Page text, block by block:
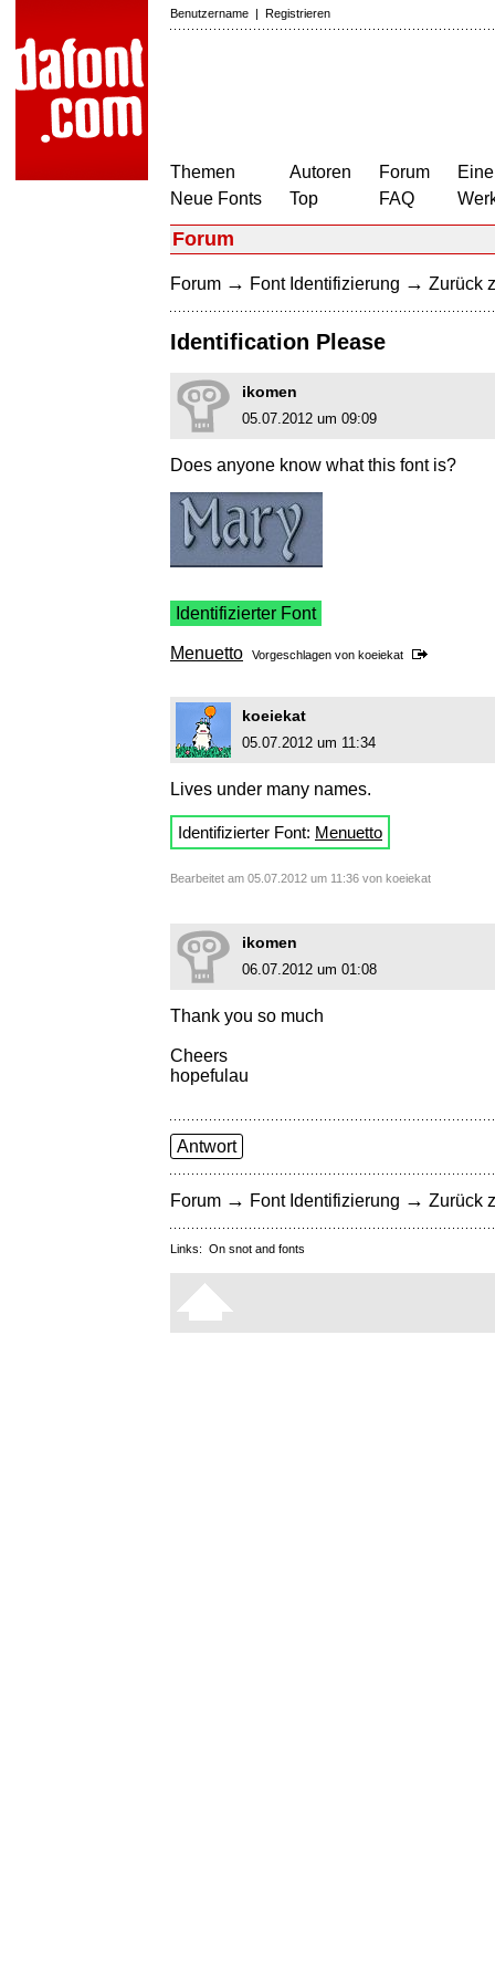
Benutzername | Registrieren
Themen
Neue Fonts
Autoren
Top
Forum
FAQ
Forum
Forum → Font Identifizierung → Zurück
Identification Please
ikomen
05.07.2012 um 09:09
Does anyone know what this font is?
Identifizierter Font
Menuetto Vorgeschlagen von koeiekat
koeiekat
05.07.2012 um 11:34
Lives under many names.
Identifizierter Font: Menuetto
Bearbeitet am 05.07.2012 um 11:36 von koeiekat
ikomen
06.07.2012 um 01:08
Thank you so much
Cheers
hopefulau
Antwort
Forum → Font Identifizierung → Zurück
Links: On snot and fonts